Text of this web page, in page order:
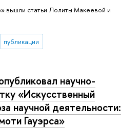
вышли статьи Лолиты Макеевой и
публикации
научно-
«Искусственный
научной деятельности:
Гауэрса»